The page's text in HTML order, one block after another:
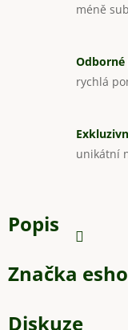
méně
Odborné
rychlá
unikátní
Popis
Značka
Diskuze